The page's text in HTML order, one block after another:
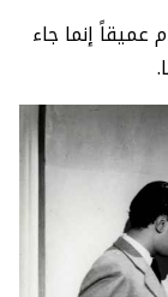
إنما جاء